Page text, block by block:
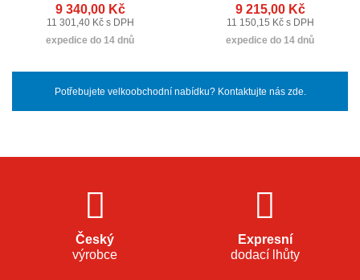
9 340,00 Kč
11 301,40 Kč s DPH
expedice do 14 dnů
9 215,00 Kč
11 150,15 Kč s DPH
expedice do 14 dnů
Potřebujete velkoobchodní nabídku? Kontaktujte nás zde.
Český
výrobce
Expresní
dodací lhůty